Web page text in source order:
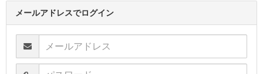
メールアドレスでログイン
メールアドレス